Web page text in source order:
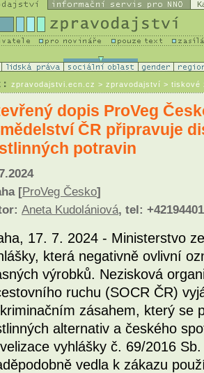
zpravodajstvi.ecn.cz > zpravodajství > tiskové
dopis ProVeg
ČR připravuje
potravin
[ProVeg Česko]
Aneta Kudolániová, tel:
17. 7. 2024 - Ministerstvo
která negativně ovlivní
výrobků. Nezisková
ruchu (SOCR ČR)
zásahem, který se
alternativ a českého
vyhlášky č. 69/2016
vedla k zákazu